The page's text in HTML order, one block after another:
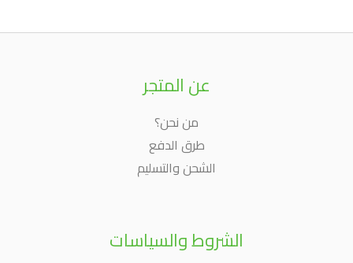
عن المتجر
من نحن؟
طرق الدفع
الشحن والتسليم
الشروط والسياسات